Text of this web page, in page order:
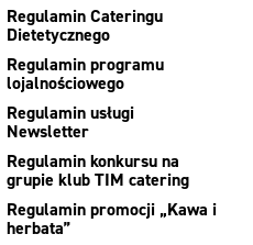
Regulamin Cateringu
Dietetycznego
Regulamin programu
lojalnościowego
Regulamin usługi
Newsletter
Regulamin konkursu na
grupie klub TIM catering
Regulamin promocji „Kawa i
herbata”